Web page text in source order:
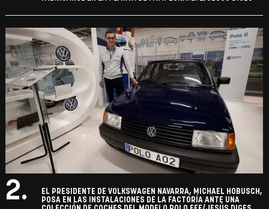
2.
EL PRESIDENTE DE VOLKSWAGEN NAVARRA, MICHAEL HOBUSCH,
POSA EN LAS INSTALACIONES DE LA FACTORÍA ANTE UNA